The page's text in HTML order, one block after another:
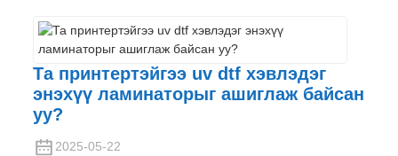
Та принтертэйгээ uv dtf хэвлэдэг
энэхүү ламинаторыг ашиглаж байсан
уу?
2025-05-22